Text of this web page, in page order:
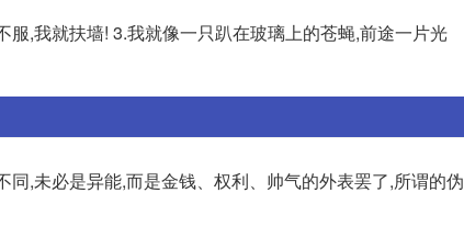
,我就扶墙! 3.我就像一只趴在玻璃上的苍蝇,前途一片光
同,未必是异能,而是金钱、权利、帅气的外表罢了,所谓的伪